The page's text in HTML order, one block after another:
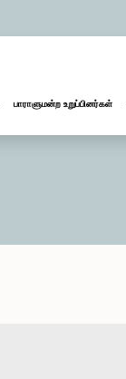
பாராளுமன்ற உறுப்பினர்கள்